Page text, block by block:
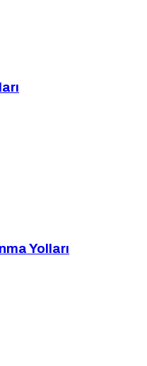
Yolları